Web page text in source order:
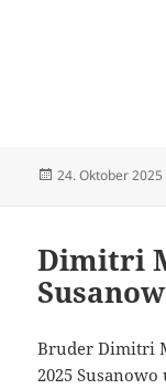
Veröffentlicht
24. Oktober 2025
Dimitri
Bruder Dimitri
2025